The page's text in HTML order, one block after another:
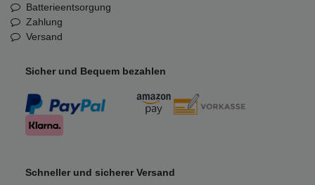
Batterieentsorgung
Zahlung
Versand
Sicher und Bequem bezahlen
Schneller und sicherer Versand